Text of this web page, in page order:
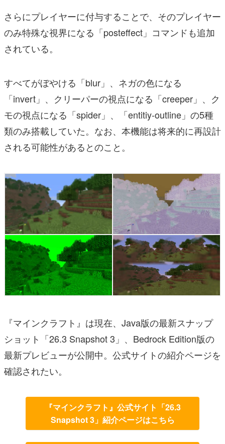
さらにプレイヤーに付与することで、そのプレイヤー
のみ特殊な視界になる「posteffect」コマンドも追加
されている。
すべてがぼやける「blur」、ネガの色になる
「invert」、クリーパーの視点になる「creeper」、ク
モの視点になる「spider」、「entitiy-outline」の5種
類のみ搭載していた。なお、本機能は将来的に再設計
される可能性があるとのこと。
『マインクラフト』は現在、Java版の最新スナップ
ショット「26.3 Snapshot 3」、Bedrock Edition版の
最新プレビューが公開中。公式サイトの紹介ページを
確認されたい。
『マインクラフト』公式サイト「26.3
Snapshot 3」紹介ページはこちら